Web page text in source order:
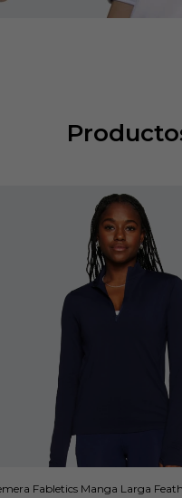
Fabletics Manga Larga